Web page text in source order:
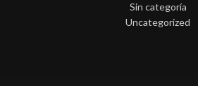
Sin categoría
Uncategorized